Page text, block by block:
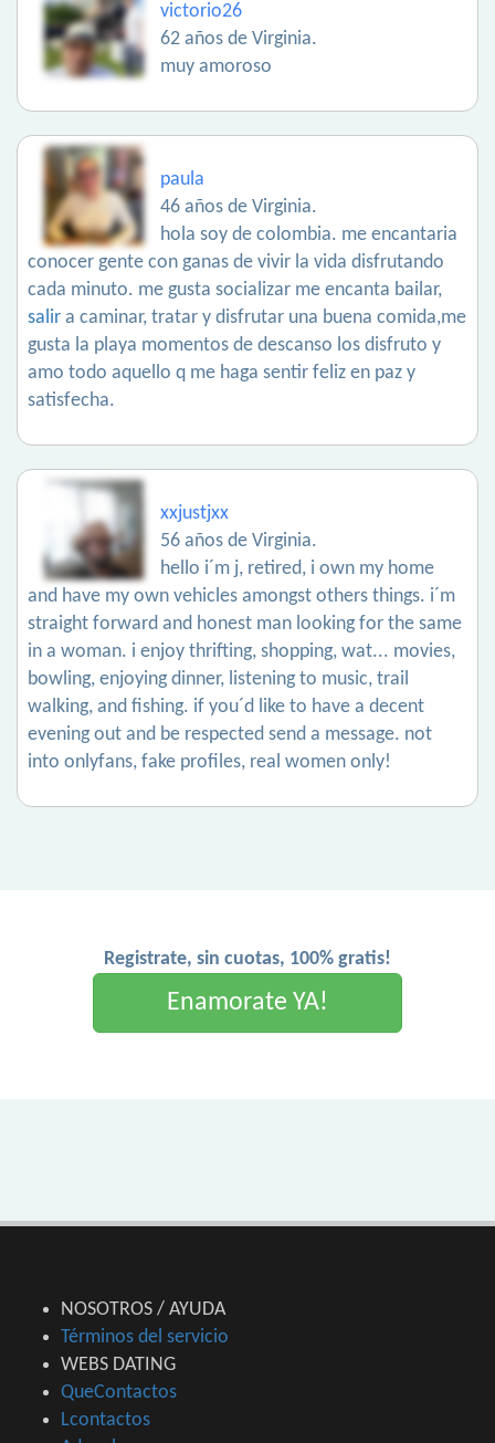
victorio26
62 años de Virginia.
muy amoroso
paula
46 años de Virginia.
hola soy de colombia. me encantaria
conocer gente con ganas de vivir la vida disfrutando
cada minuto. me gusta socializar me encanta bailar,
salir a caminar, tratar y disfrutar una buena comida,me
gusta la playa momentos de descanso los disfruto y
amo todo aquello q me haga sentir feliz en paz y
satisfecha.
xxjustjxx
56 años de Virginia.
hello i´m j, retired, i own my home
and have my own vehicles amongst others things. i´m
straight forward and honest man looking for the same
in a woman. i enjoy thrifting, shopping, wat... movies,
bowling, enjoying dinner, listening to music, trail
walking, and fishing. if you´d like to have a decent
evening out and be respected send a message. not
into onlyfans, fake profiles, real women only!
Registrate, sin cuotas, 100% gratis!
Enamorate YA!
NOSOTROS / AYUDA
Términos del servicio
WEBS DATING
QueContactos
Lcontactos